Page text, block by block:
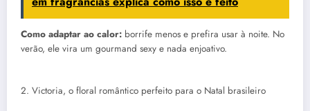
Como adaptar ao calor: borrife menos e prefira usar à noite. No
verão, ele vira um gourmand sexy e nada enjoativo.
2. Victoria, o floral romântico perfeito para o Natal brasileiro